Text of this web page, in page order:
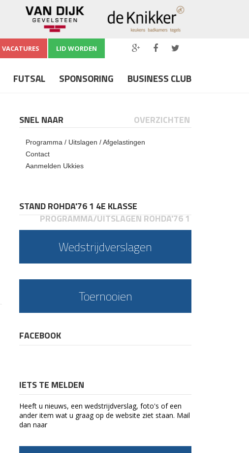
VACATURES LID WORDEN
FUTSAL SPONSORING BUSINESS CLUB
SNEL NAAR OVERZICHTEN
Programma / Uitslagen / Afgelastingen
Contact
Aanmelden Ukkies
STAND ROHDA'76 1 4E KLASSE
PROGRAMMA/UITSLAGEN ROHDA'76 1
Wedstrijdverslagen
Toernooien
FACEBOOK
IETS TE MELDEN
Heeft u nieuws, een wedstrijdverslag, foto's of een
ander item wat u graag op de website ziet staan. Mail
dan naar